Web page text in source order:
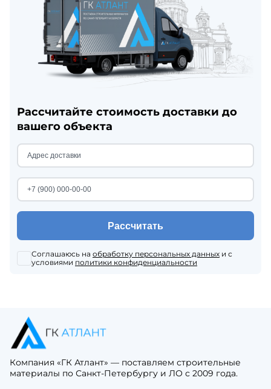
Рассчитайте стоимость доставки до
вашего объекта
Рассчитать
Соглашаюсь на обработку персональных данных и с
условиями политики конфиденциальности
Компания «ГК Атлант» — поставляем строительные
материалы по Санкт-Петербургу и ЛО с 2009 года.